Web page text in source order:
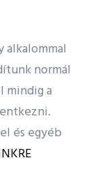
alkalommal
normál
mindig a
és egyéb